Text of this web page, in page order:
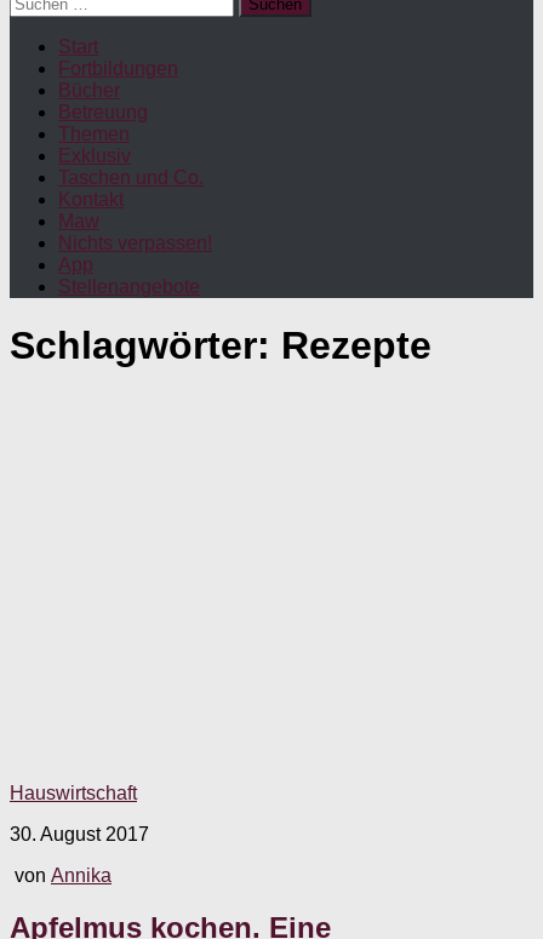
nach:
Start
Fortbildungen
Bücher
Betreuung
Themen
Exklusiv
Taschen und Co.
Kontakt
Maw
Nichts verpassen!
App
Stellenangebote
Schlagwörter: Rezepte
Hauswirtschaft
30. August 2017
von Annika
Apfelmus kochen. Eine